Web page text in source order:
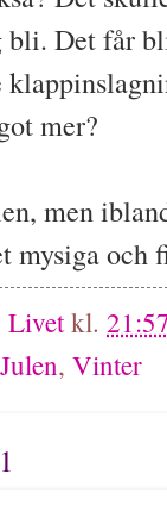
bli. Det får
mer?
men
mysiga och
kl.
Julen, Vinter